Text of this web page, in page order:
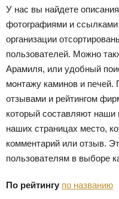
У нас вы найдете
фотографиями и
организации
пользователей. Можно
Арамиля, или удобный
монтажу каминов и печей.
отзывами и рейтингом
который составляют
наших страницах место,
комментарий или отзыв.
пользователям в выборе
По рейтингу по названию